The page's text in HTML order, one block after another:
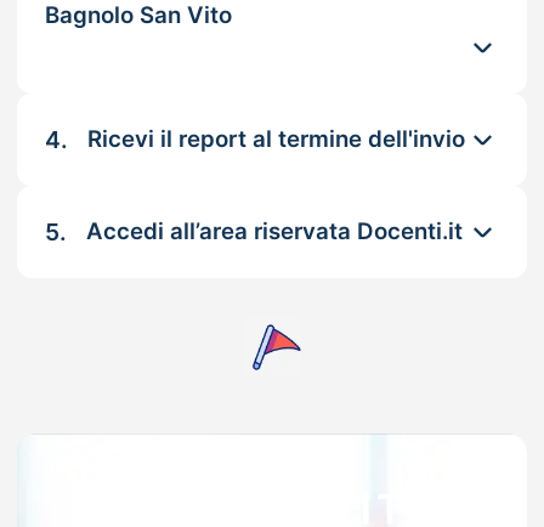
Bagnolo San Vito
4. Ricevi il report al termine dell'invio
5. Accedi all’area riservata Docenti.it